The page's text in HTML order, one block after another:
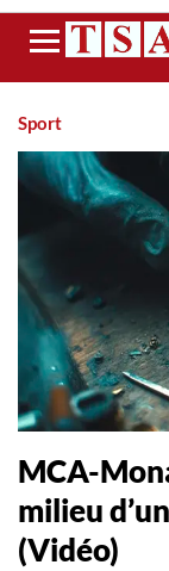
Menu
Sport
MCA-
milieu
(Vidéo)